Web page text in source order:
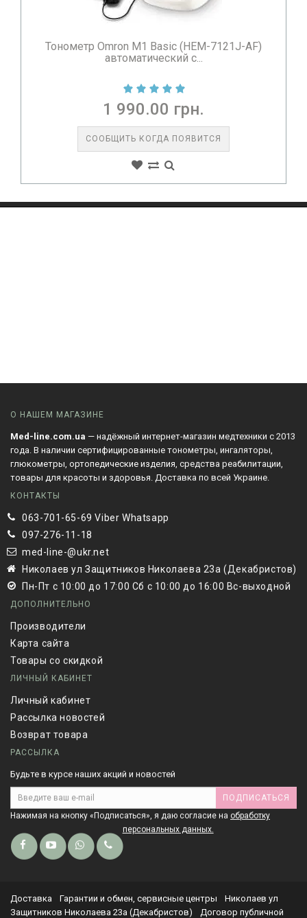
M1 Basic (HEM-7121J-AF)
1 990.00 грн.
КОГДА ПОЯВИТСЯ
Валик
О НАШЕМ МАГАЗИНЕ
Med-line.com.ua — надёжный интернет-магазин медтехники с 2013
года. В наличии сертифицированные тонометры, ингаляторы,
глюкометры, ортопедические изделия, средства реабилитации,
товары для красоты и здоровья. Доставка по всей Украине.
КОНТАКТЫ
063-701-65-69 Viber Whatsapp
097-276-11-18
med-line-@ukr.net
Николаев ул Защитников Николаева 23а (Декабристов)
Пн-Пт с 10:00 до 17:00 Сб с 10:00 до 16:00 Вс-выходной
ДОПОЛНИТЕЛЬНО
Производители
Карта сайта
Товары со скидкой
ЛИЧНЫЙ КАБИНЕТ
Личный кабинет
Рассылка новостей
Возврат товара
РАССЫЛКА
Будьте в курсе наших акций и новостей
ПОДПИСАТЬСЯ
Нажимая на кнопку «Подписаться», я даю cогласие на обработку
персональных данных.
Доставка Гарантии и обмен, сервисные центры
Николаев ул
Защитников Николаева 23а (Декабристов)
Договор публичной